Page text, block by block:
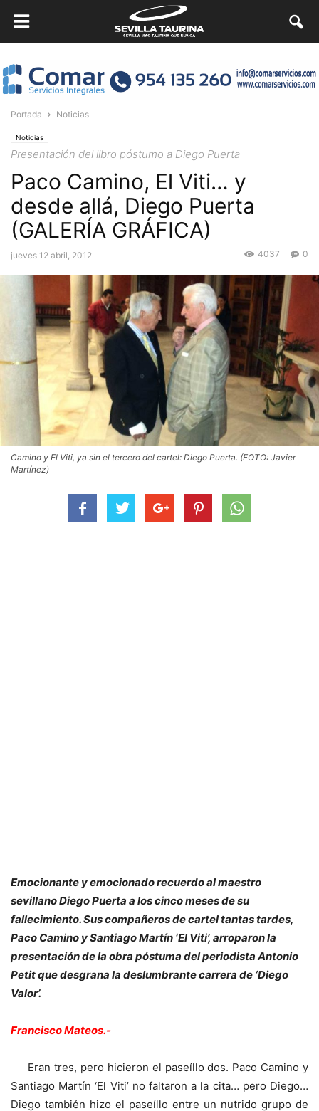
Portada Noticias
Noticias
Presentación del libro póstumo a Diego Puerta
Paco Camino, El Viti… y
desde allá, Diego Puerta
(GALERÍA GRÁFICA)
jueves 12 abril, 2012 0
4037
Camino y El Viti, ya sin el tercero del cartel: Diego Puerta. (FOTO: Javier
Martínez)
Emocionante y emocionado recuerdo al maestro
sevillano Diego Puerta a los cinco meses de su
fallecimiento. Sus compañeros de cartel tantas tardes,
Paco Camino y Santiago Martín ‘El Viti’, arroparon la
presentación de la obra póstuma del periodista Antonio
Petit que desgrana la deslumbrante carrera de ‘Diego
Valor’.
Francisco Mateos.-
Eran tres, pero hicieron el paseíllo dos. Paco Camino y
Santiago Martín ‘El Viti’ no faltaron a la cita… pero Diego…
Diego también hizo el paseíllo entre un nutrido grupo de